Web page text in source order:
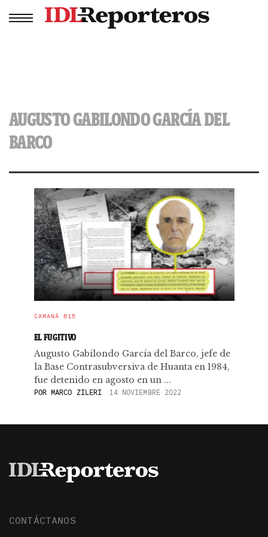
AUGUSTO GABILONDO GARCÍA DEL
BARCO
CAMANÁ 615
EL FUGITIVO
Augusto Gabilondo García del Barco, jefe de
la Base Contrasubversiva de Huanta en 1984,
fue detenido en agosto en un ...
PORMARCO ZILERI 14 NOVIEMBRE 2022
CONTÁCTANOS